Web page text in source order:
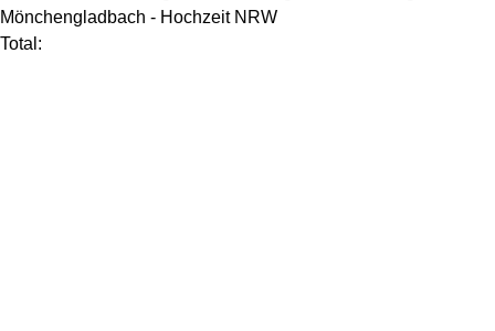
Mönchengladbach - Hochzeit NRW
Total: